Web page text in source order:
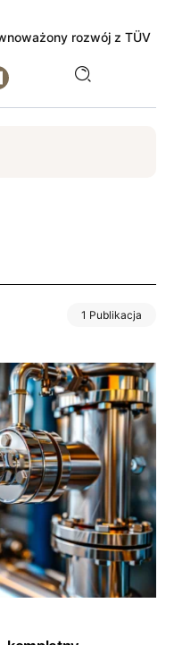
rozwój z TÜV
1 Publikacja